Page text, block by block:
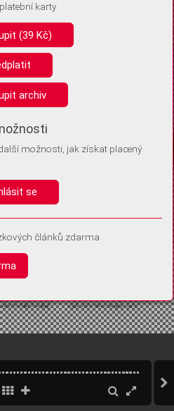
ukládat žádné informace
vás ale požádali o souhlas s
jedná o stejné zařízení, a
do vašeho zařízení, abychom se
je kdykoli později upravit ve Správě
karty
(39 Kč)
archiv
možnosti, jak získat placený
se
článků zdarma